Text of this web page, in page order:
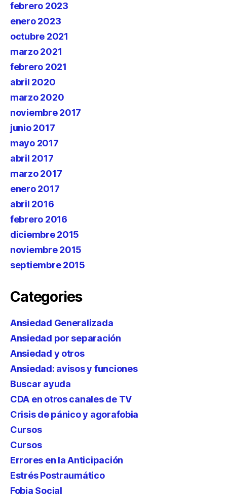
febrero 2023
enero 2023
octubre 2021
marzo 2021
febrero 2021
abril 2020
marzo 2020
noviembre 2017
junio 2017
mayo 2017
abril 2017
marzo 2017
enero 2017
abril 2016
febrero 2016
diciembre 2015
noviembre 2015
septiembre 2015
Categories
Ansiedad Generalizada
Ansiedad por separación
Ansiedad y otros
Ansiedad: avisos y funciones
Buscar ayuda
CDA en otros canales de TV
Crisis de pánico y agorafobia
Cursos
Cursos
Errores en la Anticipación
Estrés Postraumático
Fobia Social